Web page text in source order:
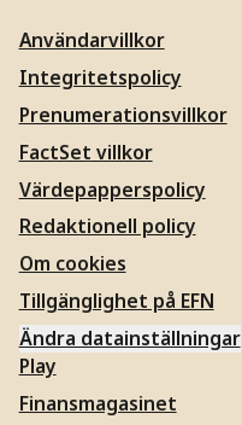
Användarvillkor
Integritetspolicy
Prenumerationsvillkor
FactSet villkor
Värdepapperspolicy
Redaktionell policy
Om cookies
Tillgänglighet på EFN
Ändra datainställningar
Play
Finansmagasinet